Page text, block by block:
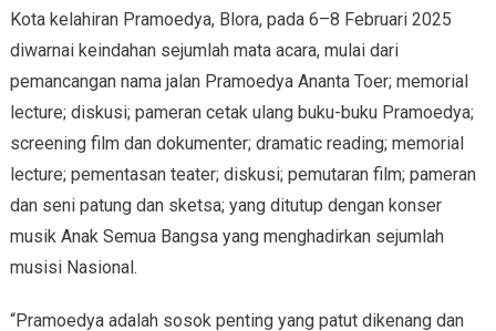
Kota kelahiran Pramoedya, Blora, pada 6–8 Februari 2025
diwarnai keindahan sejumlah mata acara, mulai dari
pemancangan nama jalan Pramoedya Ananta Toer; memorial
lecture; diskusi; pameran cetak ulang buku-buku Pramoedya;
screening film dan dokumenter; dramatic reading; memorial
lecture; pementasan teater; diskusi; pemutaran film; pameran
dan seni patung dan sketsa; yang ditutup dengan konser
musik Anak Semua Bangsa yang menghadirkan sejumlah
musisi Nasional.
“Pramoedya adalah sosok penting yang patut dikenang dan